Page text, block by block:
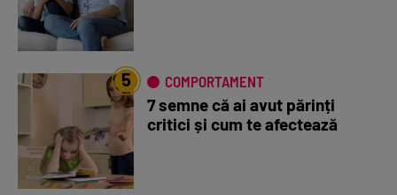
5 COMPORTAMENT
7 semne că ai avut părinți
critici și cum te afectează